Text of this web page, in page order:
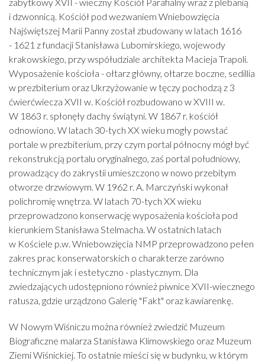
i dzwonnicą. Kościół pod wezwaniem Wniebowzięcia
Najświętszej Marii Panny został zbudowany w latach 1616
- 1621 z fundacji Stanisława Lubomirskiego, wojewody
krakowskiego, przy współudziale architekta Macieja Trapoli.
Wyposażenie kościoła - ołtarz główny, ołtarze boczne, sedillia
w prezbiterium oraz Ukrzyżowanie w tęczy pochodzą z 3
ćwierćwiecza XVII w. Kościół rozbudowano w XVIII w.
W 1863 r. spłonęły dachy świątyni. W 1867 r. kościół
odnowiono. W latach 30-tych XX wieku mogły powstać
portale w prezbiterium, przy czym portal północny mógł być
rekonstrukcją portalu oryginalnego, zaś portal południowy,
prowadzący do zakrystii umieszczono w nowo przebitym
otworze drzwiowym. W 1962 r. A. Marczyński wykonał
polichromię wnętrza. W latach 70-tych XX wieku
przeprowadzono konserwację wyposażenia kościoła pod
kierunkiem Stanisława Stelmacha. W ostatnich latach
w Kościele p.w. Wniebowzięcia NMP przeprowadzono pełen
zakres prac konserwatorskich o charakterze zarówno
technicznym jak i estetyczno - plastycznym. Dla
zwiedzających udostępniono również piwnice XVII-wiecznego
ratusza, gdzie urządzono Galerię "Fakt" oraz kawiarenkę.
W Nowym Wiśniczu można również zwiedzić Muzeum
Biograficzne malarza Stanisława Klimowskiego oraz Muzeum
Ziemi Wiśnickiej. To ostatnie mieści się w budynku, w którym